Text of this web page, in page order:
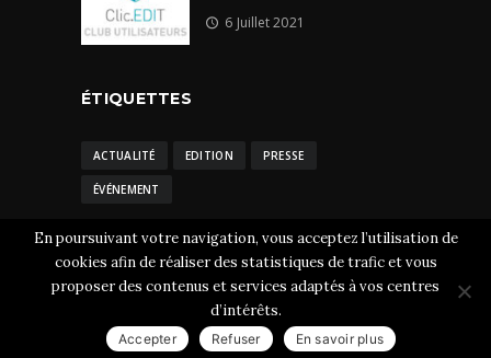
6 Juillet 2021
ÉTIQUETTES
ACTUALITÉ EDITION PRESSE
ÉVÉNEMENT
Clic.EDIt © 2026 Tous droits réservés.
légales-CGU et cookies
En poursuivant votre navigation, vous acceptez l’utilisation de
cookies afin de réaliser des statistiques de trafic et vous
proposer des contenus et services adaptés à vos centres
d’intérêts.
Accepter Refuser En savoir plus